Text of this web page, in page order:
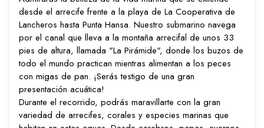
desde el arrecife frente a la playa de La Cooperativa de
Lancheros hasta Punta Hansa. Nuestro submarino navega
por el canal que lleva a la montaña arrecifal de unos 33
pies de altura, llamada "La Pirámide", donde los buzos de
todo el mundo practican mientras alimentan a los peces
con migas de pan. ¡Serás testigo de una gran
presentación acuática!
Durante el recorrido, podrás maravillarte con la gran
variedad de arrecifes, corales y especies marinas que